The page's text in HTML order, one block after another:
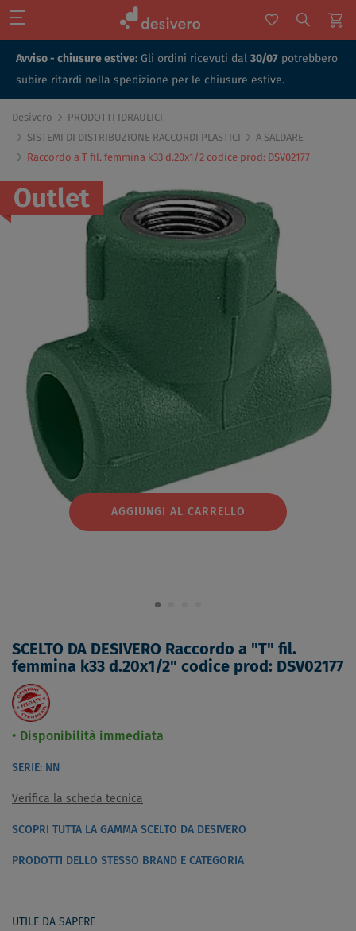
Avviso - chiusure estive: Gli ordini ricevuti dal 30/07 potrebbero
subire ritardi nella spedizione per le chiusure estive.
Desivero
PRODOTTI IDRAULICI
SISTEMI DI DISTRIBUZIONE RACCORDI PLASTICI
A SALDARE
Raccordo a T fil. femmina k33 d.20x1/2 codice prod: DSV02177
AGGIUNGI AL CARRELLO
Outlet
SCELTO DA DESIVERO Raccordo a "T" fil.
femmina k33 d.20x1/2" codice prod: DSV02177
Disponibilità immediata
SERIE: NN
Verifica la scheda tecnica
SCOPRI TUTTA LA GAMMA SCELTO DA DESIVERO
PRODOTTI DELLO STESSO BRAND E CATEGORIA
UTILE DA SAPERE